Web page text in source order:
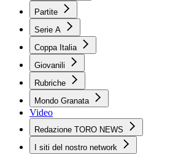
Partite
Serie A
Coppa Italia
Giovanili
Rubriche
Mondo Granata
Video
Redazione TORO NEWS
I siti del nostro network